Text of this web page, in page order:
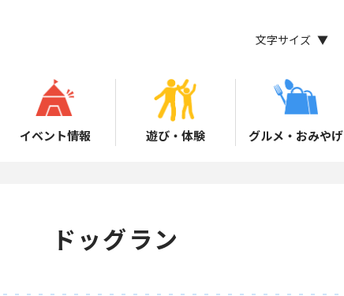
イベント情報 遊び・体験 グルメ・おみやげ
文字サイズ
ドッグラン